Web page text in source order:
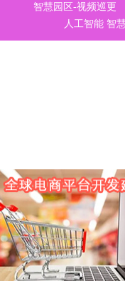
智慧园区-视频巡更
人工智能 智